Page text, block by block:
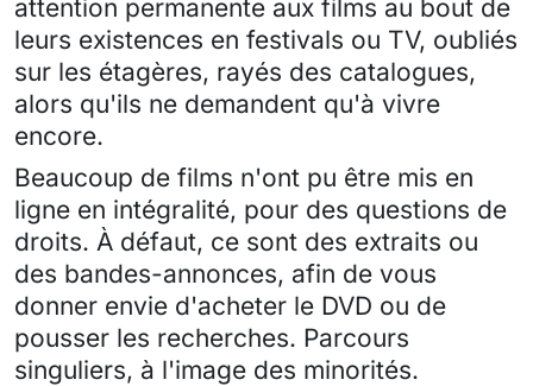
attention permanente aux films au bout de
leurs existences en festivals ou TV, oubliés
sur les étagères, rayés des catalogues,
alors qu'ils ne demandent qu'à vivre
encore.
Beaucoup de films n'ont pu être mis en
ligne en intégralité, pour des questions de
droits. À défaut, ce sont des extraits ou
des bandes-annonces, afin de vous
donner envie d'acheter le DVD ou de
pousser les recherches. Parcours
singuliers, à l'image des minorités.